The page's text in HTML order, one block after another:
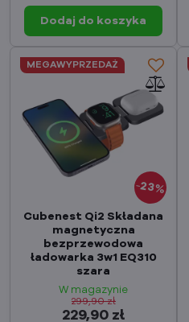
Dodaj do koszyka
23%
MEGAWYPRZEDAŻ
Cubenest Qi2 Składana
magnetyczna
bezprzewodowa
ładowarka 3w1 EQ310
szara
W magazynie
229,90 zł
299,90 zł